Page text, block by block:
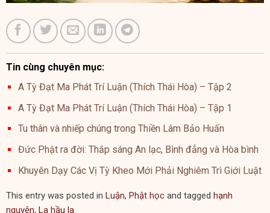
Tin cùng chuyên mục:
A Tỳ Đạt Ma Phát Trí Luận (Thích Thái Hòa) – Tập 2
A Tỳ Đạt Ma Phát Trí Luận (Thích Thái Hòa) – Tập 1
Tu thân và nhiếp chúng trong Thiền Lâm Bảo Huấn
Đức Phật ra đời: Thắp sáng An lạc, Bình đẳng và Hòa bình
Khuyên Dạy Các Vị Tỳ Kheo Mới Phải Nghiêm Trì Giới Luật
This entry was posted in Luận, Phật học and tagged hạnh
nguyện, La hầu la.